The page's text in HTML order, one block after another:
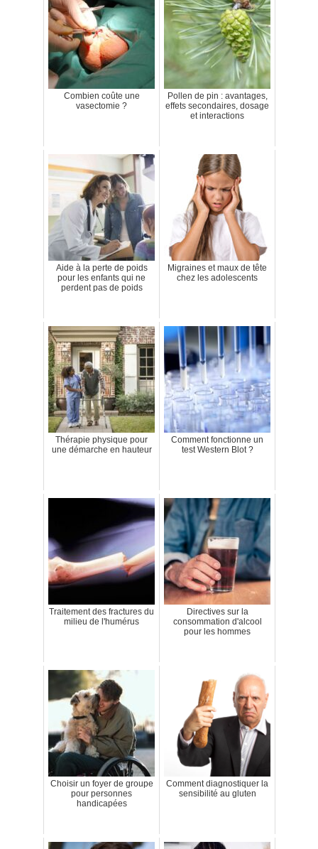
Combien coûte une
vasectomie ?
Pollen de pin : avantages,
effets secondaires, dosage
et interactions
Aide à la perte de poids
pour les enfants qui ne
perdent pas de poids
Migraines et maux de tête
chez les adolescents
Thérapie physique pour
une démarche en hauteur
Comment fonctionne un
test Western Blot ?
Traitement des fractures du
milieu de l'humérus
Directives sur la
consommation d'alcool
pour les hommes
Choisir un foyer de groupe
pour personnes
handicapées
Comment diagnostiquer la
sensibilité au gluten